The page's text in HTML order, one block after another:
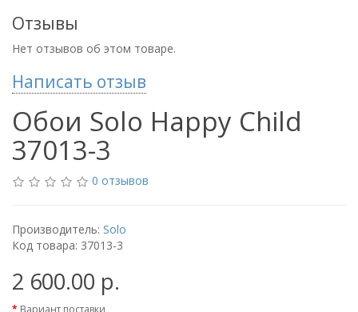
Отзывы
Нет отзывов об этом товаре.
Написать отзыв
Обои Solo Happy Child
37013-3
0 отзывов
Производитель: Solo
Код товара: 37013-3
2 600.00 р.